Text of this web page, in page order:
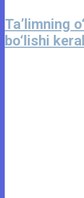
Ta’limning
bo‘lishi